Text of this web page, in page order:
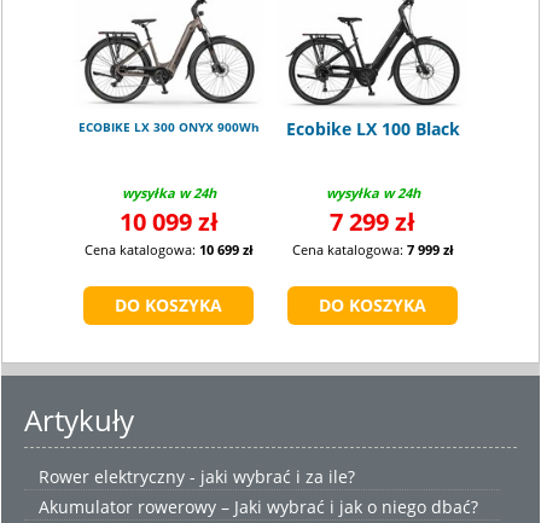
ECOBIKE LX 300 ONYX 900Wh
wysyłka w 24h
10 099 zł
Cena katalogowa: 10 699 zł
Ecobike LX 100 Black
wysyłka w 24h
7 299 zł
Cena katalogowa: 7 999 zł
Artykuły
Rower elektryczny - jaki wybrać i za ile?
Akumulator rowerowy – Jaki wybrać i jak o niego dbać?